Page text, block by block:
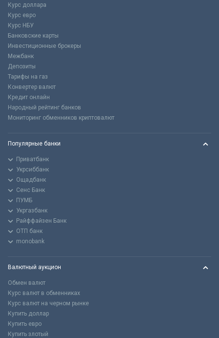
Курс доллара
Курс евро
Курс НБУ
Банковские карты
Инвестиционные брокеры
Межбанк
Депозиты
Тарифы на газ
Конвертер валют
Кредит онлайн
Народный рейтинг банков
Мониторинг обменников криптовалют
Популярные банки
Приватбанк
Укрсиббанк
Ощадбанк
Сенс Банк
ПУМБ
Укргазбанк
Райффайзен Банк
ОТП банк
monobank
Валютный аукцион
Обмен валют
Курс валют в обменниках
Курс валют на черном рынке
Купить доллар
Купить евро
Купить злотый